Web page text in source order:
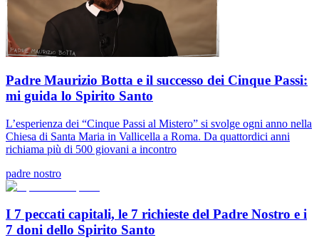
Padre Maurizio Botta e il successo dei Cinque Passi:
mi guida lo Spirito Santo
L’esperienza dei “Cinque Passi al Mistero” si svolge ogni anno nella
Chiesa di Santa Maria in Vallicella a Roma. Da quattordici anni
richiama più di 500 giovani a incontro
padre nostro
I 7 peccati capitali, le 7 richieste del Padre Nostro e i
7 doni dello Spirito Santo